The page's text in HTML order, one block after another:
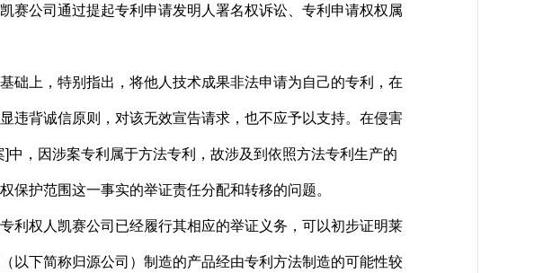
赛公司通过提起专利申请发明人署名权诉讼、专利申请权权属
上，特别指出，将他人技术成果非法申请为自己的专利，在
违背诚信原则，对该无效宣告请求，也不应予以支持。在侵害
，因涉案专利属于方法专利，故涉及到依照方法专利生产的
护范围这一事实的举证责任分配和转移的问题。
权人凯赛公司已经履行其相应的举证义务，可以初步证明莱
以下简称归源公司）制造的产品经由专利方法制造的可能性较